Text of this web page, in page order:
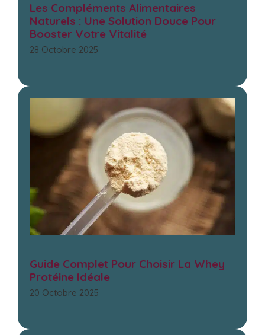
Les Compléments Alimentaires
Naturels : Une Solution Douce Pour
Booster Votre Vitalité
28 Octobre 2025
Guide Complet Pour Choisir La Whey
Protéine Idéale
20 Octobre 2025